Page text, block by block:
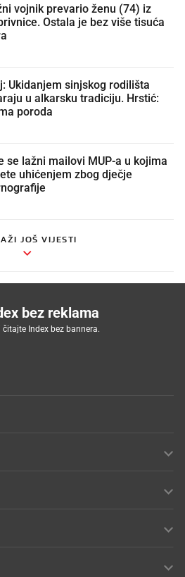
vojnik prevario ženu (74) iz
Ostala je bez više tisuća
Ukidanjem sinjskog rodilišta
u alkarsku tradiciju. Hrstić:
poroda
se lažni mailovi MUP-a u kojima
uhićenjem zbog dječje
JOŠ VIJESTI
bez reklama
Index bez bannera.